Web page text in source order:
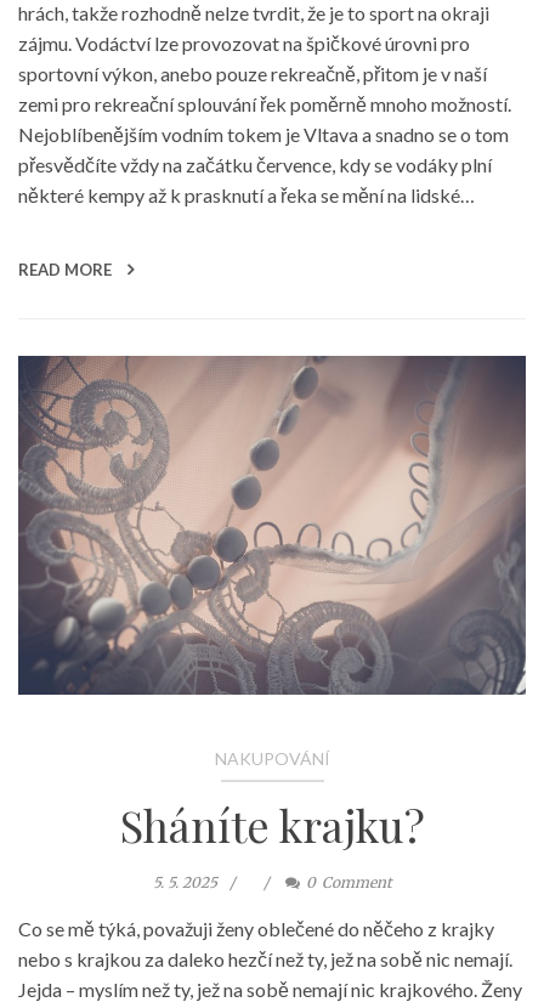
hrách, takže rozhodně nelze tvrdit, že je to sport na okraji
zájmu. Vodáctví lze provozovat na špičkové úrovni pro
sportovní výkon, anebo pouze rekreačně, přitom je v naší
zemi pro rekreační splouvání řek poměrně mnoho možností.
Nejoblíbenějším vodním tokem je Vltava a snadno se o tom
přesvědčíte vždy na začátku července, kdy se vodáky plní
některé kempy až k prasknutí a řeka se mění na lidské…
READ MORE
NAKUPOVÁNÍ
Sháníte krajku?
5. 5. 2025 0 Comment
Co se mě týká, považuji ženy oblečené do něčeho z krajky
nebo s krajkou za daleko hezčí než ty, jež na sobě nic nemají.
Jejda – myslím než ty, jež na sobě nemají nic krajkového. Ženy